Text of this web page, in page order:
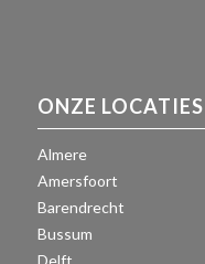
ONZE LOCATIES
Almere
Amersfoort
Barendrecht
Bussum